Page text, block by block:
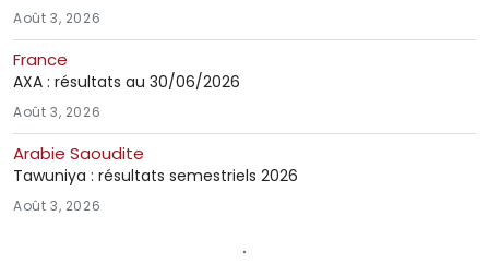
Août 3, 2026
France
AXA : résultats au 30/06/2026
Août 3, 2026
Arabie Saoudite
Tawuniya : résultats semestriels 2026
Août 3, 2026